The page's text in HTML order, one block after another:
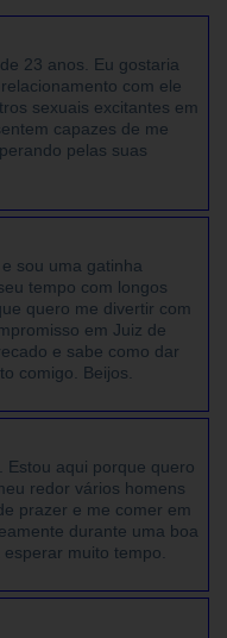
23 anos. Eu gostaria
com ele
sexuais excitantes em
capazes de me
pelas suas
sou uma gatinha
tempo com longos
quero me divertir com
em Juiz de
e sabe como dar
comigo. Beijos.
Estou aqui porque quero
redor vários homens
prazer e me comer em
durante uma boa
muito tempo.